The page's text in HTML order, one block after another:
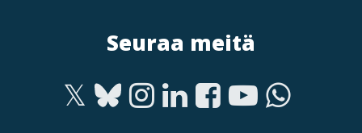
Seuraa meitä